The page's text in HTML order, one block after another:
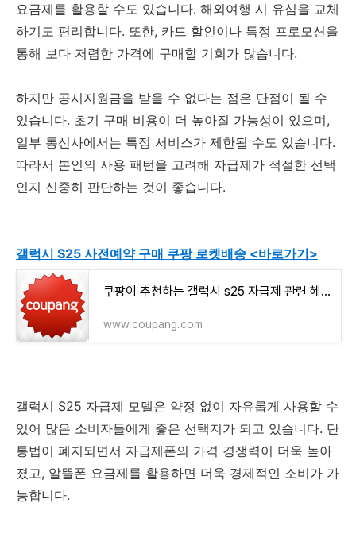
요금제를 활용할 수도 있습니다. 해외여행 시 유심을 교체
하기도 편리합니다. 또한, 카드 할인이나 특정 프로모션을
통해 보다 저렴한 가격에 구매할 기회가 많습니다.
하지만 공시지원금을 받을 수 없다는 점은 단점이 될 수
있습니다. 초기 구매 비용이 더 높아질 가능성이 있으며,
일부 통신사에서는 특정 서비스가 제한될 수도 있습니다.
따라서 본인의 사용 패턴을 고려해 자급제가 적절한 선택
인지 신중히 판단하는 것이 좋습니다.
갤럭시 S25 사전예약 구매 쿠팡 로켓배송 <바로가기>
쿠팡이 추천하는 갤럭시 s25 자급제 관련 혜택과 특가
www.coupang.com
갤럭시 S25 자급제 모델은 약정 없이 자유롭게 사용할 수
있어 많은 소비자들에게 좋은 선택지가 되고 있습니다. 단
통법이 폐지되면서 자급제폰의 가격 경쟁력이 더욱 높아
졌고, 알뜰폰 요금제를 활용하면 더욱 경제적인 소비가 가
능합니다.